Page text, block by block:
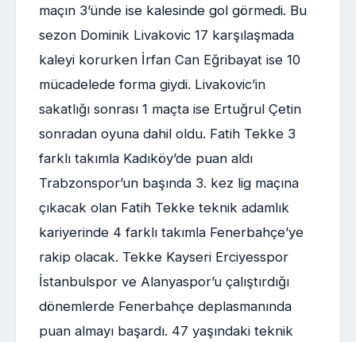
maçın 3’ünde ise kalesinde gol görmedi. Bu
sezon Dominik Livakovic 17 karşılaşmada
kaleyi korurken İrfan Can Eğribayat ise 10
mücadelede forma giydi. Livakovic’in
sakatlığı sonrası 1 maçta ise Ertuğrul Çetin
sonradan oyuna dahil oldu. Fatih Tekke 3
farklı takımla Kadıköy’de puan aldı
Trabzonspor’un başında 3. kez lig maçına
çıkacak olan Fatih Tekke teknik adamlık
kariyerinde 4 farklı takımla Fenerbahçe’ye
rakip olacak. Tekke Kayseri Erciyesspor
İstanbulspor ve Alanyaspor’u çalıştırdığı
dönemlerde Fenerbahçe deplasmanında
puan almayı başardı. 47 yaşındaki teknik